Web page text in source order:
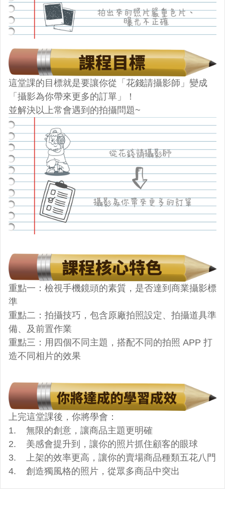
這堂課的目標就是要讓你從「花錢請攝影師」變成
「攝影為你帶來更多的訂單」！
並解決以上常會遇到的拍攝問題~
重點一：檢視手機鏡頭的素質，是否達到商業攝影標
準
重點二：拍攝技巧，包含原廠拍照設定、拍攝道具準
備、及前置作業
重點三：用四個不同主題，搭配不同的拍照 APP 打
造不同相片的效果
上完這堂課後，你將學會：
1.    無限的創意，讓商品主題更明確
2.    美感會提升到，讓你的照片抓住顧客的眼球
3.    上架的效率更高，讓你的賣場商品種類五花八門
4.    創造獨風格的照片，從眾多商品中突出